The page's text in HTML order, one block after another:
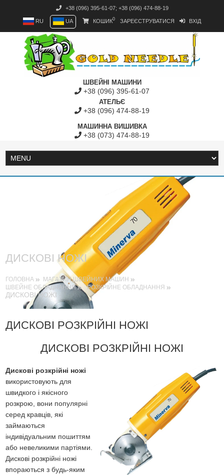
+38 (096) 395-61-07; +38 (096) 474-88-19
RU UA КОШИК0 ЗАРЕЄСТРУВАТИСЯ ВХІД
ШВЕЙНІ МАШИНИ
+38 (096) 395-61-07
АТЕЛЬЄ
+38 (096) 474-88-19
МАШИННА ВИШИВКА
+38 (073) 474-88-19
ДИСКОВІ НОЖІ
ГОЛОВНА
МАГАЗИН ШВЕЙНИХ МАШИН
ШВЕЙНЕ ОБЛАДНАННЯ
РОЗКРІЙНЕ ОБЛАДНАННЯ
ДИСКОВІ НОЖІ
ДИСКОВІ РОЗКРІЙНІ НОЖІ
ДИСКОВІ РОЗКРІЙНІ НОЖІ
Дискові розкрійні ножі
використовують для
швидкого і якісного
розкрою, вони популярні
серед кравців, які
займаються
індивідуальним пошиттям
або невеликими партіями.
Дискові розкрійні ножі
впораються з будь-яким